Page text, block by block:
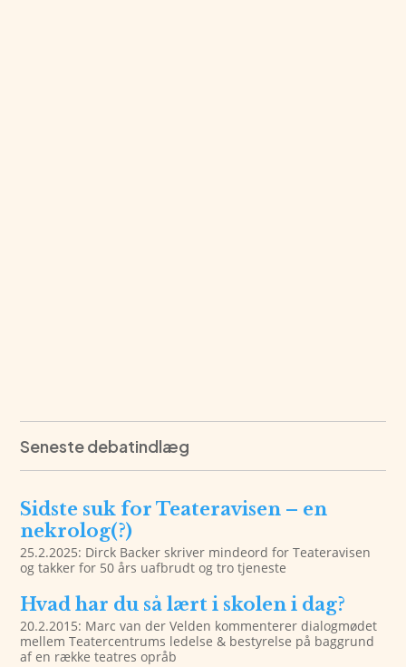
Seneste debatindlæg
Sidste suk for Teateravisen – en
nekrolog(?)
25.2.2025: Dirck Backer skriver mindeord for Teateravisen
og takker for 50 års uafbrudt og tro tjeneste
Hvad har du så lært i skolen i dag?
20.2.2015: Marc van der Velden kommenterer dialogmødet
mellem Teatercentrums ledelse & bestyrelse på baggrund
af en række teatres opråb